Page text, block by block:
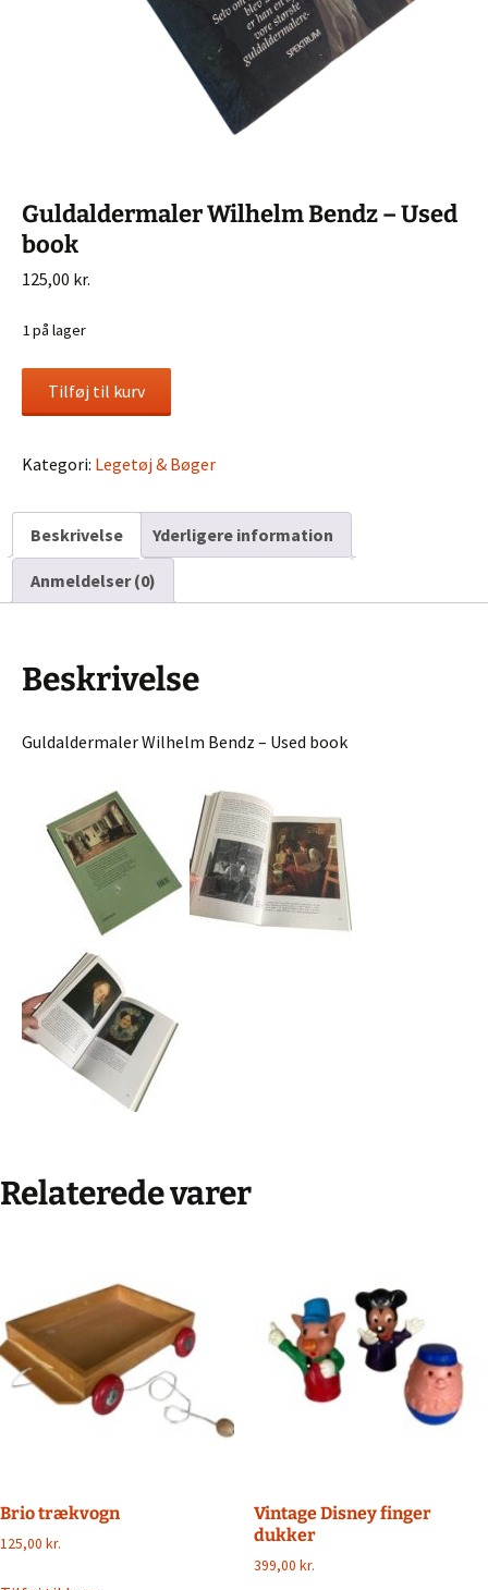
Guldaldermaler Wilhelm Bendz – Used
book
125,00 kr.
1 på lager
-
book
antal
Tilføj til kurv
Kategori: Legetøj & Bøger
Beskrivelse Yderligere information
Anmeldelser (0)
Beskrivelse
Guldaldermaler Wilhelm Bendz – Used book
Relaterede varer
Brio trækvogn
125,00 kr.
Vintage Disney finger
dukker
399,00 kr.